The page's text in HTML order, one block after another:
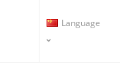
Language